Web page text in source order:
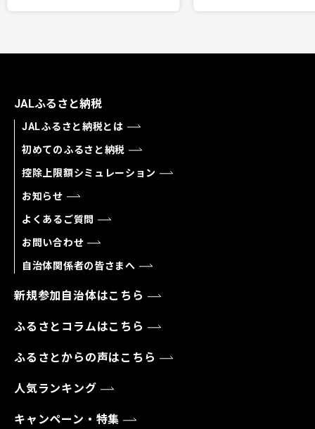
JALふるさと納税
JALふるさと納税とは
初めてのふるさと納税
控除上限額シミュレーション
お知らせ
よくあるご質問
お問い合わせ
自治体関係者の皆さまへ
新規参加自治体はこちら
ふるさとコラムはこちら
ふるさとからの声はこちら
人気ランキング
キャンペーン・特集